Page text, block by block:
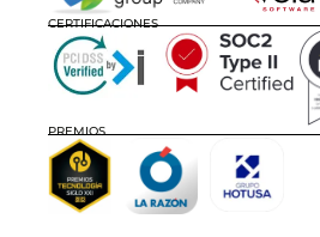
CERTIFICACIONES
PREMIOS